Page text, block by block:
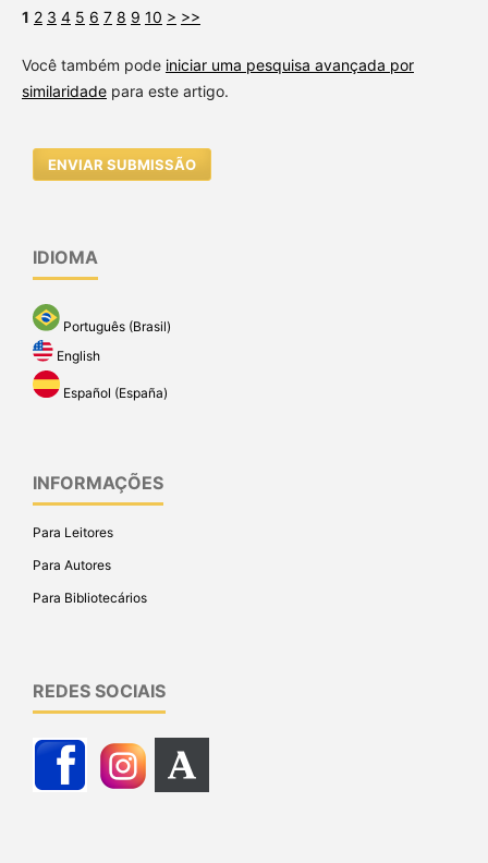
1 2 3 4 5 6 7 8 9 10 > >>
Você também pode iniciar uma pesquisa avançada por
similaridadepara este artigo.
ENVIAR SUBMISSÃO
IDIOMA
Português (Brasil)
English
Español (España)
INFORMAÇÕES
Para Leitores
Para Autores
Para Bibliotecários
REDES SOCIAIS